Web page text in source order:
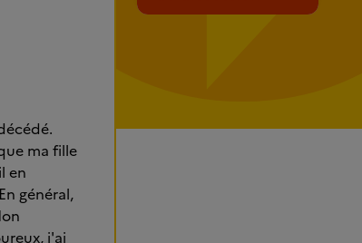
ma fille
en
général,
j'ai